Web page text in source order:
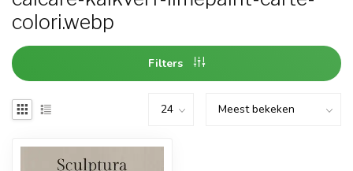
colori.webp
Filters